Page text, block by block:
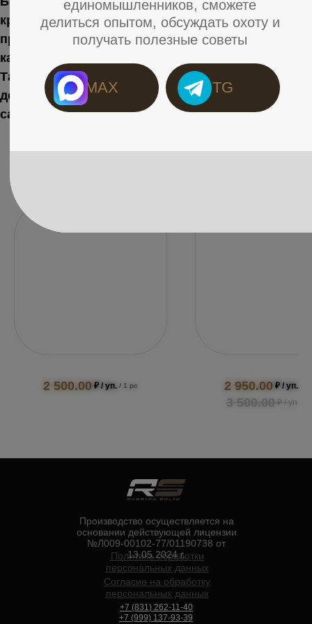
крышка») — подставка под кружку,
предназначенная для защиты стола от царапин и
капель пивной пены.
Так говорит Википедия. А по факту, то что
делает антуражем для посиделок с друзьями или
самим собой.
2 500.00 ₽ / уп. / 1 pc 2 950.00 ₽ / уп.
3 500.00 ₽ / уп.
Политика обработки
персональных данных
Согласие на обработку
персональных данных
+7 (831) 262-11-40
Производство осуществляется на
основании действующей лицензии
№Л009-00102-77/01190738 от
13.05.2024 г.
+7 (999) 137-93-39